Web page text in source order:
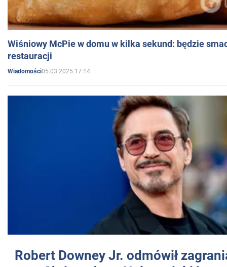
Wiśniowy McPie w domu w kilka sekund: będzie
restauracji
Wiadomości05.03.2025 17:14
Robert Downey Jr. odmówił